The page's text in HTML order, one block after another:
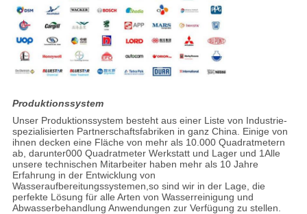
Produktionssystem
Unser Produktionssystem besteht aus einer Liste von Industrie-
spezialisierten Partnerschaftsfabriken in ganz China. Einige von
ihnen decken eine Fläche von mehr als 10.000 Quadratmetern
ab, darunter000 Quadratmeter Werkstatt und Lager und 1Alle
unsere technischen Mitarbeiter haben mehr als 10 Jahre
Erfahrung in der Entwicklung von
Wasseraufbereitungssystemen,so sind wir in der Lage, die
perfekte Lösung für alle Arten von Wasserreinigung und
Abwasserbehandlung Anwendungen zur Verfügung zu stellen.